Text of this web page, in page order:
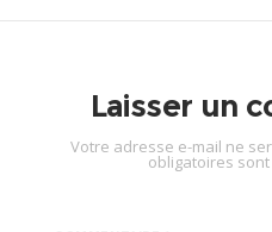
Laisser un
Votre adresse e-mail ne
obligatoires